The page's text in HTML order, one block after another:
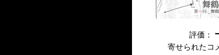
評価：
寄せられたコ